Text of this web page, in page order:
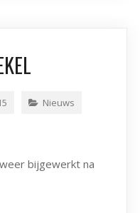
Nieuws
bijgewerkt na